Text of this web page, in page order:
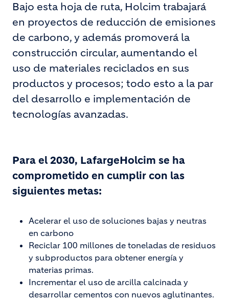
Bajo esta hoja de ruta, Holcim trabajará
en proyectos de reducción de emisiones
de carbono, y además promoverá la
construcción circular, aumentando el
uso de materiales reciclados en sus
productos y procesos; todo esto a la par
del desarrollo e implementación de
tecnologías avanzadas.
Para el 2030, LafargeHolcim se ha
comprometido en cumplir con las
siguientes metas:
Acelerar el uso de soluciones bajas y neutras
en carbono
Reciclar 100 millones de toneladas de residuos
y subproductos para obtener energía y
materias primas.
Incrementar el uso de arcilla calcinada y
desarrollar cementos con nuevos aglutinantes.